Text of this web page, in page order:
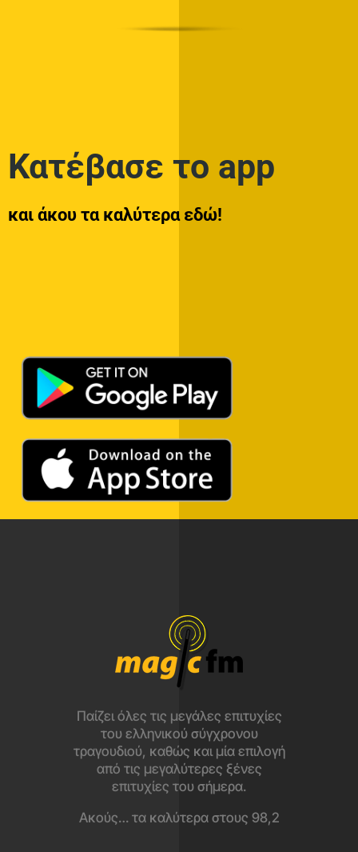
Κατέβασε το app
και άκου τα καλύτερα εδώ!
Παίζει όλες τις μεγάλες επιτυχίες
του ελληνικού σύγχρονου
τραγουδιού, καθώς και μία επιλογή
από τις μεγαλύτερες ξένες
επιτυχίες του σήμερα.
Ακούς… τα καλύτερα στους 98,2